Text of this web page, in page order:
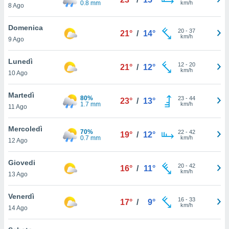
è
di
nostri
ci
un
la
di esso.
nella
8 Ago
0.8 mm
km/h
Domenica
9 Ago
21° / 14° 20- 37
km/h
Lunedì
10 Ago
21° / 12° 12- 20
km/h
Martedì
11 Ago
80%
1.7 mm
23° / 13° 23- 44
km/h
Mercoledì
12 Ago
70%
0.7 mm
19° / 12° 22- 42
km/h
Giovedi
13 Ago
16° / 11° 20- 42
km/h
Venerdì
14 Ago
17° / 9° 16- 33
km/h